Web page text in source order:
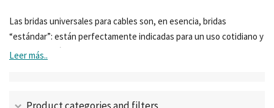
Las bridas universales para cables son, en esencia, bridas
“estándar”: están perfectamente indicadas para un uso cotidiano y
para la mayoría de las aplicaciones comunes. Ofrecemos bridas
Leer más..